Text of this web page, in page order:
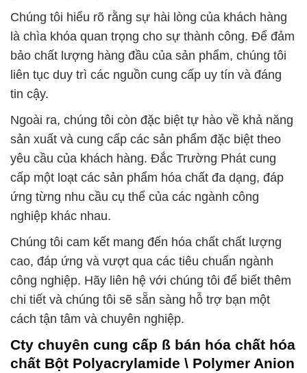
Chúng tôi hiểu rõ rằng sự hài lòng của khách hàng
là chìa khóa quan trọng cho sự thành công. Để đảm
bảo chất lượng hàng đầu của sản phẩm, chúng tôi
liên tục duy trì các nguồn cung cấp uy tín và đáng
tin cậy.
Ngoài ra, chúng tôi còn đặc biệt tự hào về khả năng
sản xuất và cung cấp các sản phẩm đặc biệt theo
yêu cầu của khách hàng. Đắc Trường Phát cung
cấp một loạt các sản phẩm hóa chất đa dạng, đáp
ứng từng nhu cầu cụ thể của các ngành công
nghiệp khác nhau.
Chúng tôi cam kết mang đến hóa chất chất lượng
cao, đáp ứng và vượt qua các tiêu chuẩn ngành
công nghiệp. Hãy liên hệ với chúng tôi để biết thêm
chi tiết và chúng tôi sẽ sẵn sàng hỗ trợ bạn một
cách tận tâm và chuyên nghiệp.
Cty chuyên cung cấp ß bán hóa chất hóa
chất Bột Polyacrylamide \ Polymer Anion